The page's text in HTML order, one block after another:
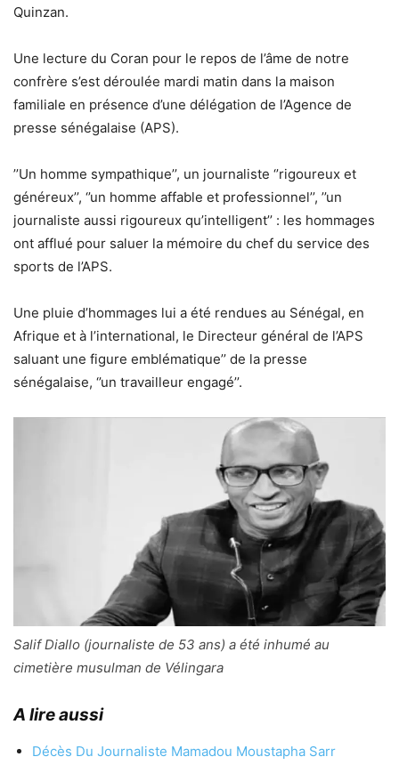
Quinzan.
Une lecture du Coran pour le repos de l’âme de notre
confrère s’est déroulée mardi matin dans la maison
familiale en présence d’une délégation de l’Agence de
presse sénégalaise (APS).
’’Un homme sympathique’’, un journaliste ‘’rigoureux et
généreux’’, ‘’un homme affable et professionnel’’, ’’un
journaliste aussi rigoureux qu’intelligent’’ : les hommages
ont afflué pour saluer la mémoire du chef du service des
sports de l’APS.
Une pluie d’hommages lui a été rendues au Sénégal, en
Afrique et à l’international, le Directeur général de l’APS
saluant une figure emblématique’’ de la presse
sénégalaise, ‘’un travailleur engagé’’.
Salif Diallo (journaliste de 53 ans) a été inhumé au
cimetière musulman de Vélingara
A lire aussi
Décès Du Journaliste Mamadou Moustapha Sarr